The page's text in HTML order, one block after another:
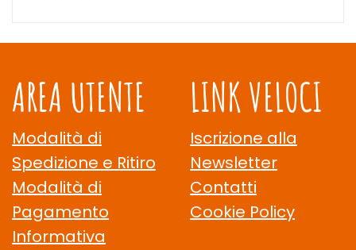
AREA UTENTE
Modalità di
Spedizione e Ritiro
Modalità di
Pagamento
Informativa
LINK VELOCI
Iscrizione alla
Newsletter
Contatti
Cookie Policy